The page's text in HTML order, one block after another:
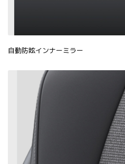
自動防眩インナーミラー